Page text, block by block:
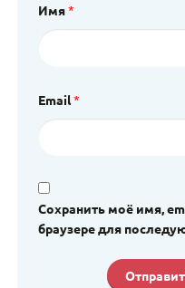
Имя*
Email*
Сохранить моё имя,
браузере для